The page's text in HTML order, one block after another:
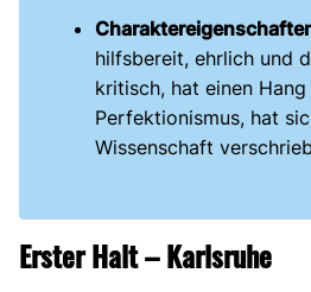
hilfsbereit, ehrlich und
kritisch, hat einen Hang
Perfektionismus, hat
Wissenschaft
Erster Halt – Karlsruhe